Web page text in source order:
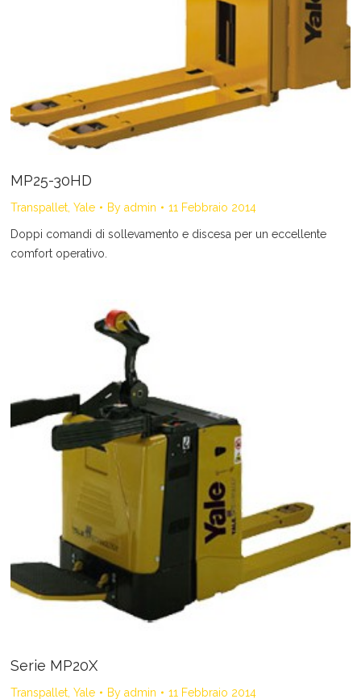
MP25-30HD
Transpallet, Yale By admin 11 Febbraio 2014
Doppi comandi di sollevamento e discesa per un eccellente
comfort operativo.
Serie MP20X
Transpallet, Yale By admin 11 Febbraio 2014